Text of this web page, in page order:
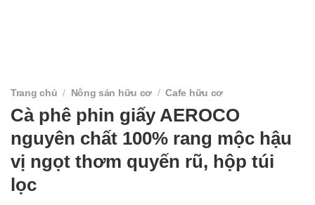
Trang chủ / Nông sản hữu cơ / Cafe hữu cơ
Cà phê phin giấy AEROCO
nguyên chất 100% rang mộc hậu
vị ngọt thơm quyến rũ, hộp túi
lọc